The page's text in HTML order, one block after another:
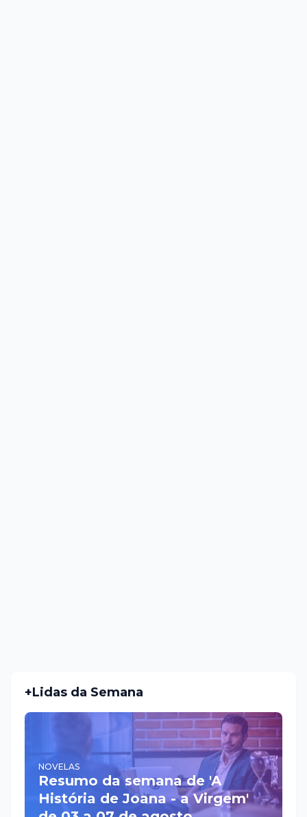
+Lidas da Semana
NOVELAS
Resumo da semana de 'A
História de Joana - a Virgem'